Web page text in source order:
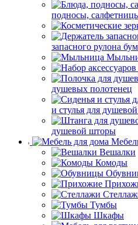
подносы,
запасного рулона
душевых полотенец
и стулья для
душевой шторы
Вешалки
Комоды
Тумбы
Шкафы